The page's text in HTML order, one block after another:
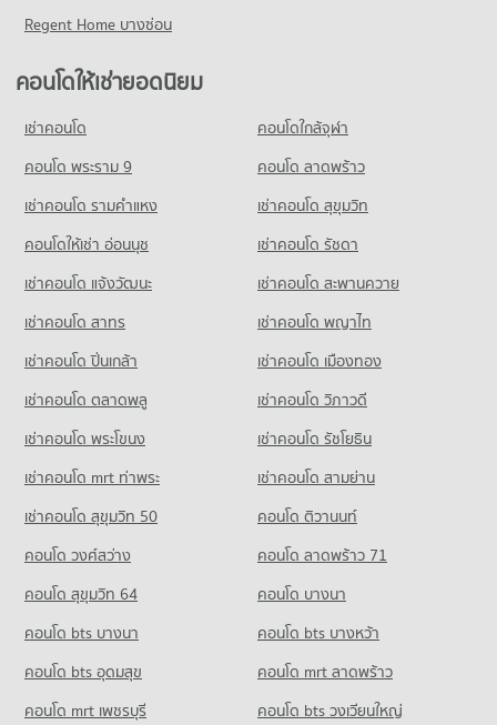
มีคอนโดให้เช่า 20,705 ประกาศ
ขายคอนโด วิทยาลัยสารพัดช่างพระนคร
มีคอนโดขาย 7,947 ประกาศ
คอนโด รร.สายน้ำผึ้ง
มีคอนโดให้เช่า 52,092 ประกาศ
ขายคอนโด รร.สายน้ำผึ้ง
มีคอนโดขาย 18,939 ประกาศ
778 โครงการ
คอนโดให้เช่า รร.สาธิตม.ศรีนครินทรวิโรฒ ประสานมิตร
มีคอนโดขาย 20,778 ประกาศ
คอนโด รร.ไทยคริสเตียน
892 โครงการ
คอนโดให้เช่า รร.ไทยคริสเตียน
มีคอนโดให้เช่า 59,971 ประกาศ
ขายคอนโด รร.ไทยคริสเตียน
คอนโด เซ็นทรัลเวิลด์
คอนโดให้เช่า เซ็นทรัลเวิลด์
มีคอนโดให้เช่า 33,651 ประกาศ
มีคอนโดขาย 12,965 ประกาศ
คอนโด บิ๊กซี เอ็กซ์ตร้า พระราม 4
1,032 โครงการ
คอนโดให้เช่า บิ๊กซี เอ็กซ์ตร้า พระราม 4
มีคอนโดให้เช่า 65,060 ประกาศ
ขายคอนโด บิ๊กซี เอ็กซ์ตร้า พระราม 4
มีคอนโดขาย 24,267 ประกาศ
คอนโด บิ๊กซี ราชดำริ
คอนโดให้เช่า บิ๊กซี ราชดำริ
มีคอนโดให้เช่า 34,353 ประกาศ
ขายคอนโด บิ๊กซี ราชดำริ
มีคอนโดขาย 13,531 ประกาศ
คอนโด บิ๊กซี เอ็กซ์ตร้า รัชดาภิเษก
837 โครงการ
คอนโดให้เช่า บิ๊กซี เอ็กซ์ตร้า รัชดาภิเษก
ขายคอนโด บิ๊กซี เอ็กซ์ตร้า รัชดาภิเษก
มีคอนโดขาย 17,444 ประกาศ
ขายคอนโด ถนนรัชดาภิเษก
มีคอนโดขาย 11,384 ประกาศ
คอนโด ถนนเพชรบุรี กรุงเทพฯ
มีคอนโดให้เช่า 45,378 ประกาศ
ขายคอนโด ถนนเพชรบุรี กรุงเทพฯ
มีคอนโดขาย 15,981 ประกาศ
คอนโด ถนนเพชรบุรี (ตัดใหม่) กรุงเทพฯ
414 โครงการ
คอนโดให้เช่า ถนนเพชรบุรี (ตัดใหม่) กรุงเทพฯ
มีคอนโดขาย 11,335 ประกาศ
คอนโด ถนนดินแดง
128 โครงการ
คอนโดให้เช่า ถนนดินแดง
มีคอนโดให้เช่า 16,413 ประกาศ
ขายคอนโด ถนนดินแดง
คอนโด กระทรวงแรงงาน
คอนโดให้เช่า กระทรวงแรงงาน
มีคอนโดให้เช่า 18,390 ประกาศ
คอนโดให้เช่า รพ.คามิลเลียน
มีคอนโดให้เช่า 54,267 ประกาศ
ขายคอนโด รพ.คามิลเลียน
มีคอนโดขาย 19,397 ประกาศ
คอนโด รพ.กรุงเทพ
626 โครงการ
คอนโดให้เช่า รพ.กรุงเทพ
มีคอนโดให้เช่า 47,272 ประกาศ
ขายคอนโด รพ.กรุงเทพ
มีคอนโดขาย 17,216 ประกาศ
คอนโด สถานเอกอัครราชทูตจีน
คอนโดให้เช่า สถานเอกอัครราชทูตจีน
มีคอนโดให้เช่า 12,851 ประกาศ
ขายคอนโด สถานเอกอัครราชทูตจีน
มีคอนโดขาย 4,334 ประกาศ
Regent Home บางซ่อน
คอนโดให้เช่ายอดนิยม
เช่าคอนโด
คอนโดใกล้จุฬา
คอนโด พระราม 9
คอนโด ลาดพร้าว
เช่าคอนโด รามคําแหง
เช่าคอนโด สุขุมวิท
คอนโดให้เช่า อ่อนนุช
เช่าคอนโด รัชดา
เช่าคอนโด แจ้งวัฒนะ
เช่าคอนโด สะพานควาย
เช่าคอนโด สาทร
เช่าคอนโด พญาไท
เช่าคอนโด ปิ่นเกล้า
เช่าคอนโด เมืองทอง
เช่าคอนโด ตลาดพลู
เช่าคอนโด วิภาวดี
เช่าคอนโด พระโขนง
เช่าคอนโด รัชโยธิน
เช่าคอนโด mrt ท่าพระ
เช่าคอนโด สามย่าน
เช่าคอนโด สุขุมวิท 50
คอนโด ติวานนท์
คอนโด วงศ์สว่าง
คอนโด ลาดพร้าว 71
คอนโด สุขุมวิท 64
คอนโด บางนา
คอนโด bts บางนา
คอนโด bts บางหว้า
คอนโด bts อุดมสุข
คอนโด mrt ลาดพร้าว
คอนโด mrt เพชรบุรี
คอนโด bts วงเวียนใหญ่